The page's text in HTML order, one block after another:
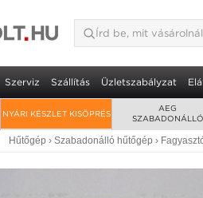
Szerviz Szállítás Üzletszabályzat
NYÁRI KÉSZLET KISÖPRÉS
AEG
SZABADONÁLLÓ
Hűtőgép › Szabadonálló hűtőgép ›